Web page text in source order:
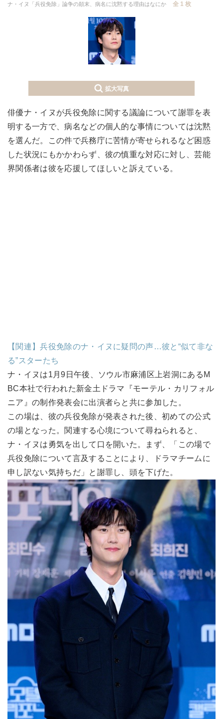
ナ・イヌ「兵役免除」論争の顛末、病名に沈黙する理由はなにか 全 1 枚
拡大写真
俳優ナ・イヌが兵役免除に関する議論について謝罪を表
明する一方で、病名などの個人的な事情については沈黙
を選んだ。この件で兵務庁に苦情が寄せられるなど困惑
した状況にもかかわらず、彼の慎重な対応に対し、芸能
界関係者は彼を応援してほしいと訴えている。
【関連】兵役免除のナ・イヌに疑問の声…彼と“似て非な
る”スターたち
ナ・イヌは1月9日午後、ソウル市麻浦区上岩洞にあるM
BC本社で行われた新金土ドラマ『モーテル・カリフォル
ニア』の制作発表会に出演者らと共に参加した。
この場は、彼の兵役免除が発表された後、初めての公式
の場となった。関連する心境について尋ねられると、
ナ・イヌは勇気を出して口を開いた。まず、「この場で
兵役免除について言及することにより、ドラマチームに
申し訳ない気持ちだ」と謝罪し、頭を下げた。